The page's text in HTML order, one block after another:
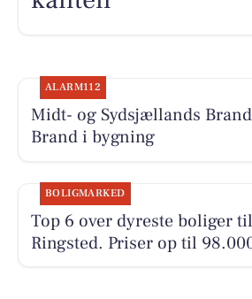
ALARM112
Midt- og Sydsjællands
Brand i bygning
BOLIGMARKED
Top 6 over dyreste boliger
Ringsted. Priser op til